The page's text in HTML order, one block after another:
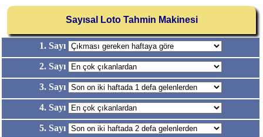
Sayısal Loto Tahmin Makinesi
1. Sayı
2. Sayı
3. Sayı
4. Sayı
5. Sayı